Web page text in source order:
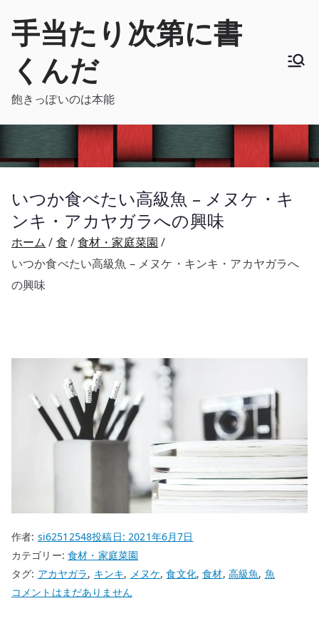
手当たり次第に書
くんだ
飽きっぽいのは本能
いつか食べたい高級魚 – メヌケ・キ
ンキ・アカヤガラへの興味
ホーム 食
食材・家庭菜園
いつか食べたい高級魚 – メヌケ・キンキ・アカヤガラへ
の興味
作者: si62512548投稿日:2021年6月7日
カテゴリー:食材・家庭菜園
タグ: アカヤガラ, キンキ, メヌケ,食文化,食材, 高級魚, 魚
い
コメントはまだありません